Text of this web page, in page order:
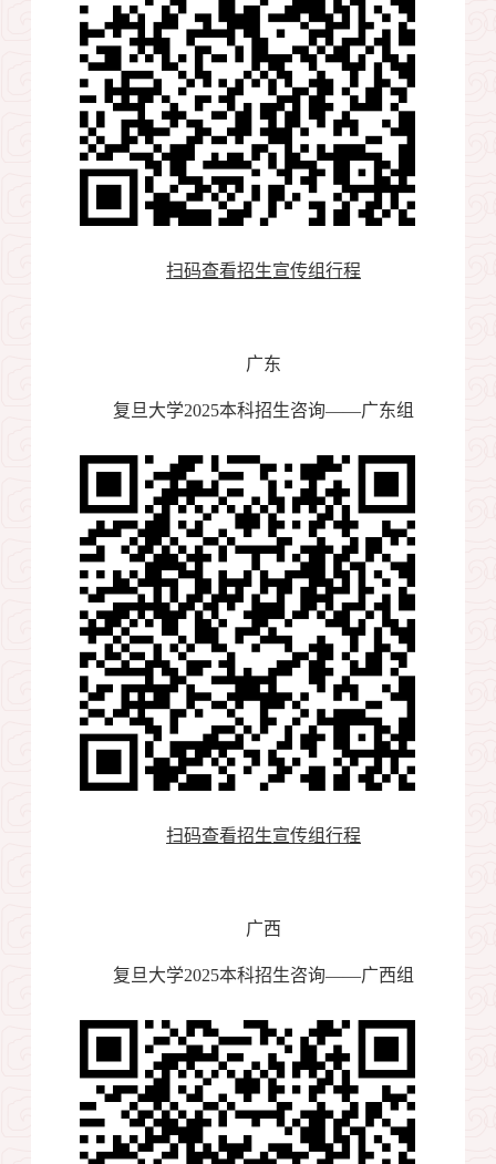
扫码查看招生宣传组行程
广东
复旦大学2025本科招生咨询——广东组
扫码查看招生宣传组行程
广西
复旦大学2025本科招生咨询——广西组